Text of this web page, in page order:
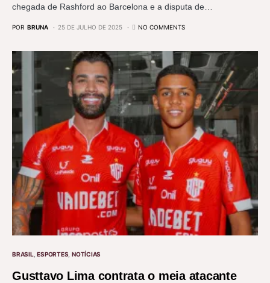
chegada de Rashford ao Barcelona e a disputa de…
POR BRUNA 25 DE JULHO DE 2025 NO COMMENTS
BRASIL ESPORTES NOTÍCIAS
Gusttavo Lima contrata o meia atacante